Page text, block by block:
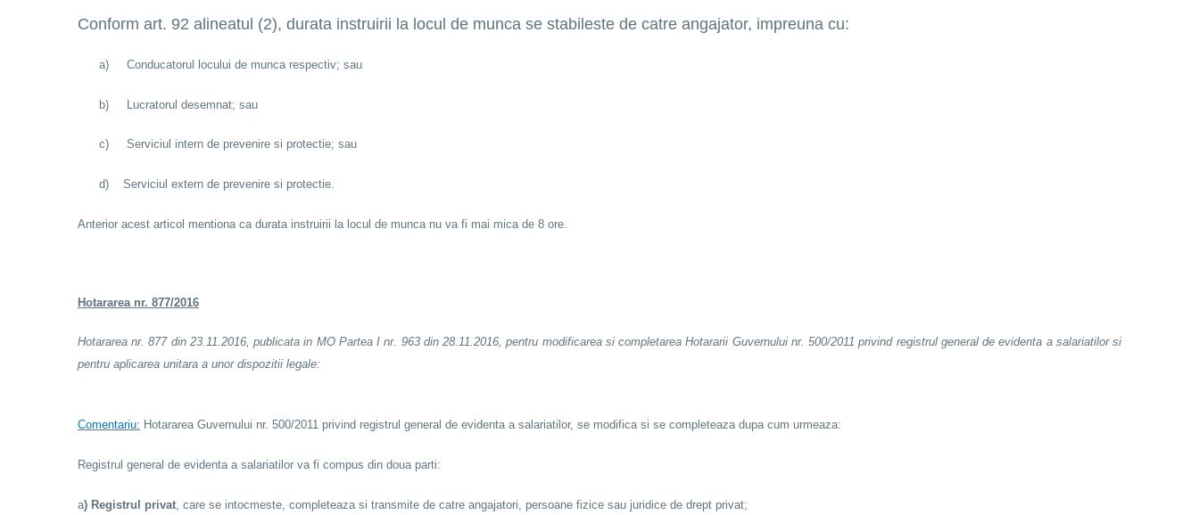
Conform art. 92 alineatul (2), durata instruirii la locul de munca se stabileste de catre angajator, impreuna cu:
a) Conducatorul locului de munca respectiv; sau
b) Lucratorul desemnat; sau
c) Serviciul intern de prevenire si protectie; sau
d) Serviciul extern de prevenire si protectie.
Anterior acest articol mentiona ca durata instruirii la locul de munca nu va fi mai mica de 8 ore.
Hotararea nr. 877/2016
Hotararea nr. 877 din 23.11.2016, publicata in MO Partea I nr. 963 din 28.11.2016, pentru modificarea si completarea Hotararii Guvernului nr. 500/2011 privind registrul general de evidenta a salariatilor si
pentru aplicarea unitara a unor dispozitii legale:
Comentariu: Hotararea Guvernului nr. 500/2011 privind registrul general de evidenta a salariatilor, se modifica si se completeaza dupa cum urmeaza:
Registrul general de evidenta a salariatilor va fi compus din doua parti:
a) Registrul privat , care se intocmeste, completeaza si transmite de catre angajatori, persoane fizice sau juridice de drept privat;